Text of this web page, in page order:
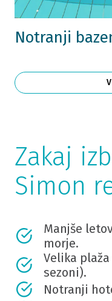
Notranji
Zakaj
Simon
Manjše
morje.
Velika
sezoni).
Notranji